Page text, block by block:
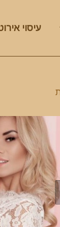
עיסוי